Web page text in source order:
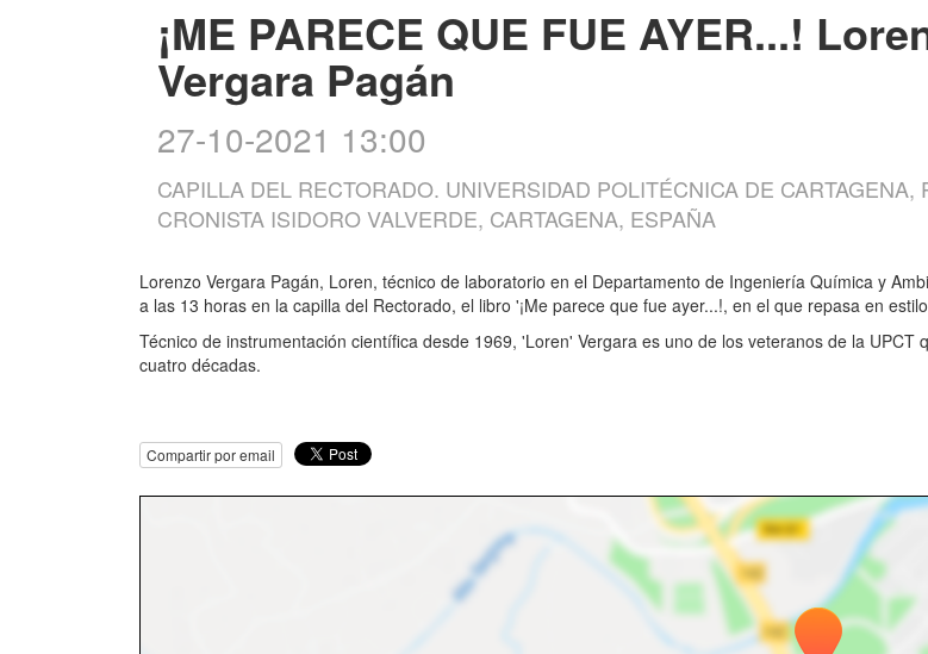
¡ME PARECE QUE FUE AYER...!
Vergara Pagán
27-10-2021 13:00
CAPILLA DEL RECTORADO. UNIVERSIDAD POLITÉCNICA DE CARTAGENA,
CRONISTA ISIDORO VALVERDE, CARTAGENA, ESPAÑA
Lorenzo Vergara Pagán, Loren, técnico de laboratorio en el Departamento de Ingeniería Química y
a las 13 horas en la capilla del Rectorado, el libro '¡Me parece que fue ayer...!, en el que repasa en
Técnico de instrumentación científica desde 1969, 'Loren' Vergara es uno de los veteranos de la
cuatro décadas.
Compartir por email